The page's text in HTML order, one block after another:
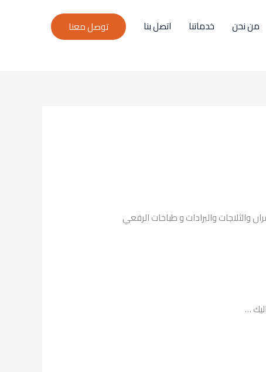
من نحن خدماتنا اتصل بنا
توصل معنا
لتصليح كافة الأفران والثلاجات والبرادات و طباخات الرقعي
…